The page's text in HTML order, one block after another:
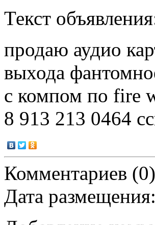
Текст
продаю аудио
выхода
с компом по fire
8 913 213 0464
Комментариев (0)
Дата